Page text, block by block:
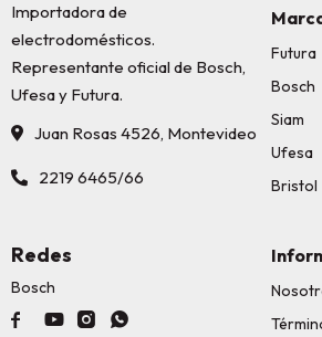
Importadora de
electrodomésticos.
Representante oficial de Bosch,
Ufesa y Futura.
Juan Rosas 4526, Montevideo
2219 6465/66
Futura
Bosch
Siam
Ufesa
Bristol
Redes
Bosch
   